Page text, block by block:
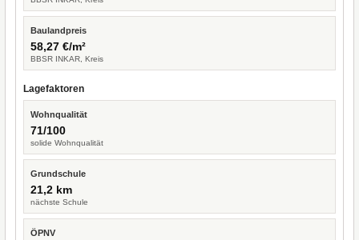
Baulandpreis
58,27 €/m²
BBSR INKAR, Kreis
Lagefaktoren
Wohnqualität
71/100
solide Wohnqualität
Grundschule
21,2 km
nächste Schule
ÖPNV